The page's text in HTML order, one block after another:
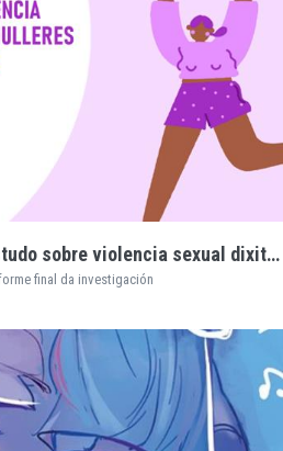
Informe investigación. Estudo sobre violencia sexual dixital en mulleres con discapacidade
final da investigación